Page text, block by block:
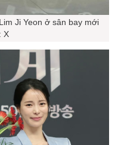
Ji Yeon ở sân bay mới
X